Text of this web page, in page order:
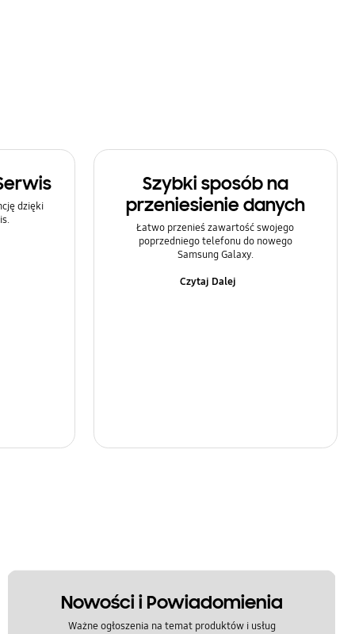
dzięki
Szybki sposób na
przeniesienie danych
Łatwo przenieś zawartość swojego
poprzedniego telefonu do nowego
Samsung Galaxy.
Czytaj Dalej
Nowości i Powiadomienia
Ważne ogłoszenia na temat produktów i usług